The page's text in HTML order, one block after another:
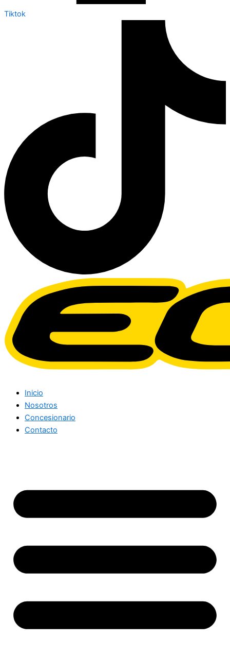
Tiktok
Inicio
Nosotros
Concesionario
Contacto